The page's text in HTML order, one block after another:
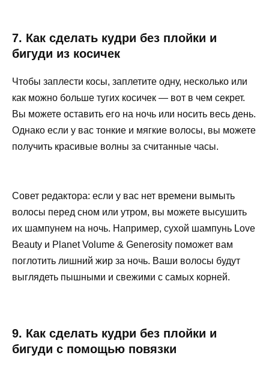
7. Как сделать кудри без плойки и
бигуди из косичек
Чтобы заплести косы, заплетите одну, несколько или
как можно больше тугих косичек — вот в чем секрет.
Вы можете оставить его на ночь или носить весь день.
Однако если у вас тонкие и мягкие волосы, вы можете
получить красивые волны за считанные часы.
Совет редактора: если у вас нет времени вымыть
волосы перед сном или утром, вы можете высушить
их шампунем на ночь. Например, сухой шампунь Love
Beauty и Planet Volume & Generosity поможет вам
поглотить лишний жир за ночь. Ваши волосы будут
выглядеть пышными и свежими с самых корней.
9. Как сделать кудри без плойки и
бигуди с помощью повязки